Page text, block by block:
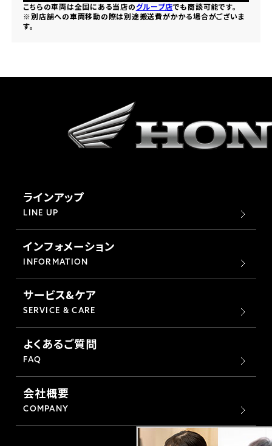
こちらの車両は全国にある当店のグループ店でも商談可能です。
※別店舗への車両移動の際は別途搬送費がかかる場合がございま
す。
ラインアップ
LINE UP
インフォメーション
INFORMATION
サービス&ケア
SERVICE & CARE
よくあるご質問
FAQ
会社概要
COMPANY